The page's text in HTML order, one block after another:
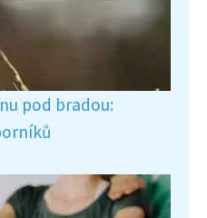
pod bradou: